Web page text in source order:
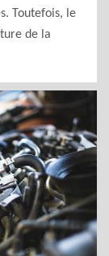
Toutefois, le
de la